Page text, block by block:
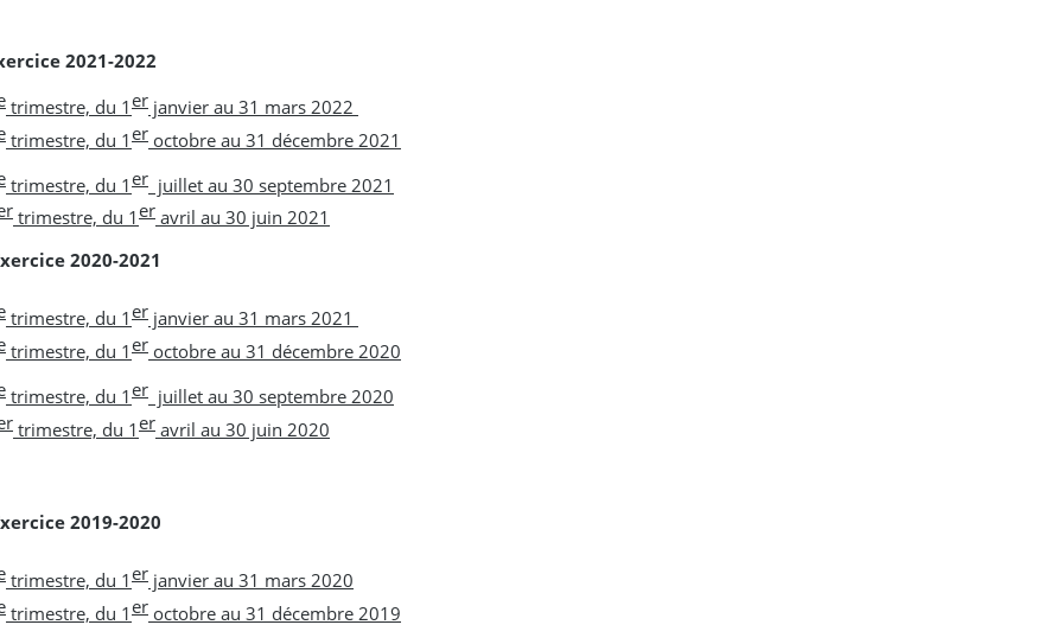
2021-2022
trimestre, du 1er janvier au 31 mars 2022
trimestre, du 1er octobre au 31 décembre 2021
trimestre, du 1er juillet au 30 septembre 2021
trimestre, du 1er avril au 30 juin 2021
2020-2021
trimestre, du 1er janvier au 31 mars 2021
trimestre, du 1er octobre au 31 décembre 2020
trimestre, du 1er juillet au 30 septembre 2020
trimestre, du 1er avril au 30 juin 2020
2019-2020
trimestre, du 1er janvier au 31 mars 2020
trimestre, du 1er octobre au 31 décembre 2019